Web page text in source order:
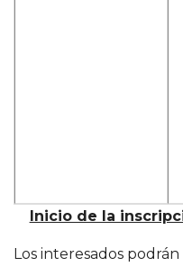
Inicio de la
Los interesados podrán